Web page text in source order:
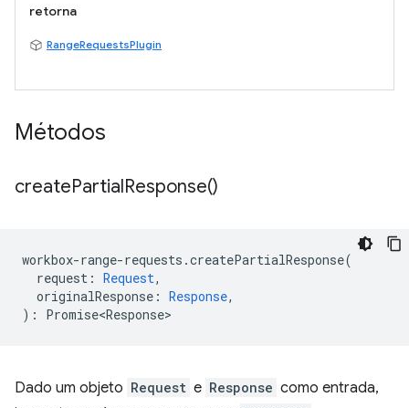
retorna
RangeRequestsPlugin
Métodos
createPartialResponse()
workbox-range-requests .createPartialResponse(
request : Request,
originalResponse : Response,
) : Promise<Response>
Dado um objeto Request e Response como entrada,